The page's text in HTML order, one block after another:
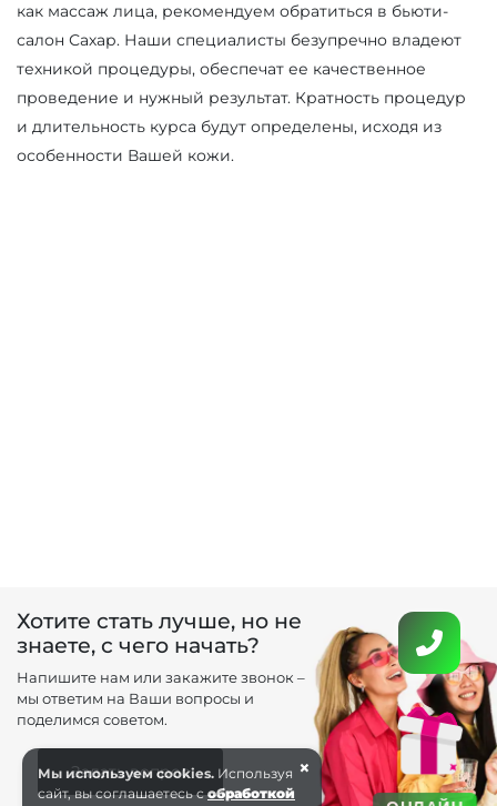
как массаж лица, рекомендуем обратиться в бьюти-
салон Сахар. Наши специалисты безупречно владеют
техникой процедуры, обеспечат ее качественное
проведение и нужный результат. Кратность процедур
и длительность курса будут определены, исходя из
особенности Вашей кожи.
Хотите стать лучше, но не
знаете, с чего начать?
Напишите нам или закажите звонок –
мы ответим на Ваши вопросы и
поделимся советом.
Задать вопрос ×
Мы используем cookies. Используя
сайт, вы соглашаетесь собработкой